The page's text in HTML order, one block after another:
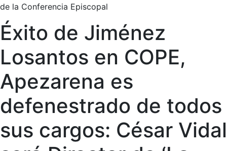
de la Conferencia Episcopal
Éxito de Jiménez
Losantos en COPE,
Apezarena es
defenestrado de todos
sus cargos: César Vidal